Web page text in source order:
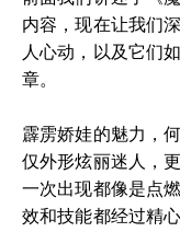
内容，现在让我们
人心动，以及它们
章。
霹雳娇娃的魅力，
仅外形炫丽迷人，
一次出现都像是点
效和技能都经过精